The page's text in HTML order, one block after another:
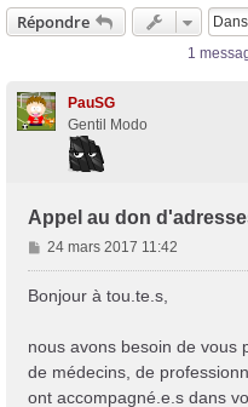
Répondre
1
PauSG
Gentil Modo
Appel au don
M
e
g
e
24 mars 2017 11:42
Bonjour à tou.te.s,
nous avons besoin de vous
de médecins, de
ont accompagné.e.s dans